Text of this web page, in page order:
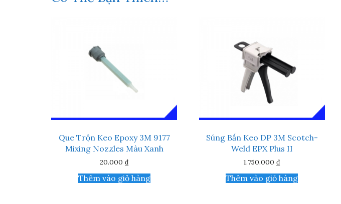
Que Trộn Keo Epoxy 3M 9177
Mixing Nozzles Màu Xanh
20.000₫
Thêm vào giỏ hàng
Súng Bắn Keo DP 3M Scotch-
Weld EPX Plus II
1.750.000₫
Thêm vào giỏ hàng